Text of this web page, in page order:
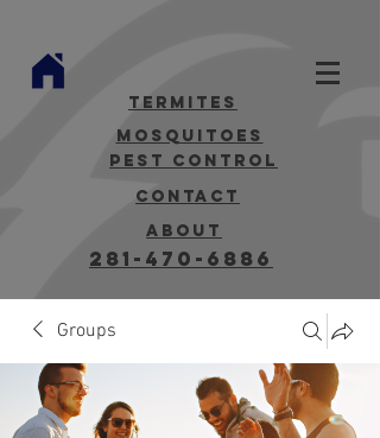
termites
mosquitoes
Pest Control
contact
about
281-470-6886
Groups